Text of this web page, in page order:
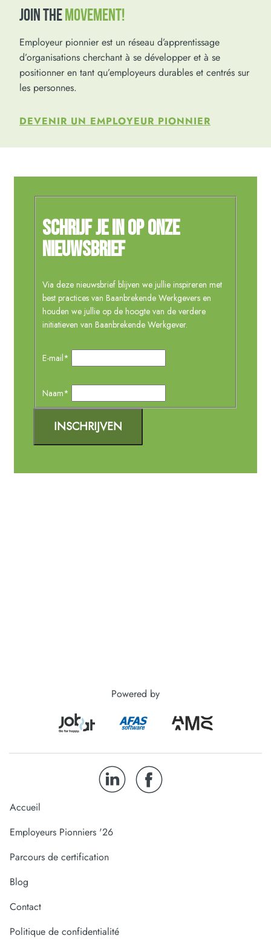
JOIN THEMOVEMENT!
Employeur pionnier est un réseau d’apprentissage
d’organisations cherchant à se développer et à se
positionner en tant qu’employeurs durables et centrés sur
les personnes.
DEVENIR UN EMPLOYEUR PIONNIER
Powered by
Accueil
Employeurs Pionniers '26
Parcours de certification
Blog
Contact
Politique de confidentialité